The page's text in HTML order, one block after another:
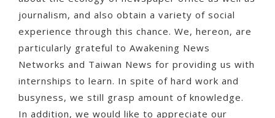
journalism, and also obtain a variety of social
experience through this chance. We, hereon, are
particularly grateful to Awakening News
Networks and Taiwan News for providing us with
internships to learn. In spite of hard work and
busyness, we still grasp amount of knowledge.
In addition, we would like to appreciate our